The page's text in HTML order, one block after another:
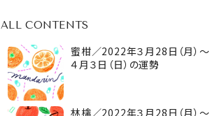
ALL CONTENTS
蜜柑／2022年３月28日（月）～
４月３日（日）の運勢
林檎／2022年３月28日（月）～